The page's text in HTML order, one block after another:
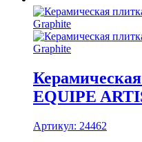
EQUIPE
Артикул: 24462